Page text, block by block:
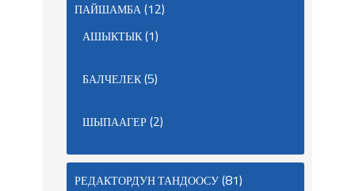
ПАЙШАМБА(12)
АШЫКТЫК(1)
БАЛЧЕЛЕК(5)
ШЫПААГЕР(2)
РЕДАКТОРДУН ТАНДООСУ(81)